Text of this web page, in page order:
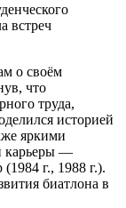
встреч
о своём
что
труда,
историей
яркими
карьеры —
г., 1988 г.).
биатлона в